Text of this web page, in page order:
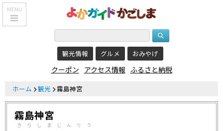
MENU
鹿児島基本情報
食べる・飲む
観光情報 グルメ おみやげ
クーポン アクセス情報 ふるさと納税
ホーム 観光 霧島神宮
霧島神宮
きりしまじんぐう